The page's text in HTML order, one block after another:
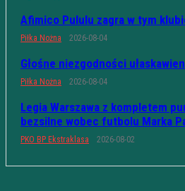
Afimico Pululu zagra w tym
Piłka Nożna 2026-08-04
Głośne niezgodności
Piłka Nożna 2026-08-04
Legia Warszawa z kompletem
bezsilne wobec futbolu Marka
PKO BP Ekstraklasa 2026-08-02